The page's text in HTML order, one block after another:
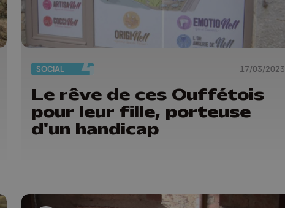
SOCIAL 17/03/2023
Le rêve de ces Ouffétois
pour leur fille, porteuse
d'un handicap